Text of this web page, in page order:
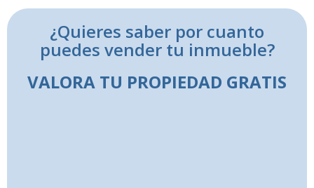
¿Quieres saber por cuanto
puedes vender tu inmueble?
VALORA TU PROPIEDAD GRATIS